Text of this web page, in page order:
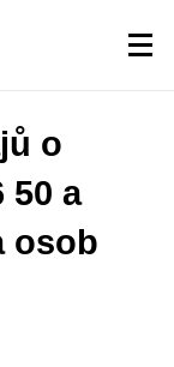
o
50 a
osob